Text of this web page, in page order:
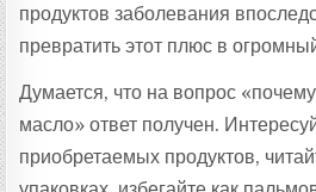
продуктов заболевания
превратить этот плюс в
Думается, что на вопрос
масло» ответ получен.
приобретаемых продуктов,